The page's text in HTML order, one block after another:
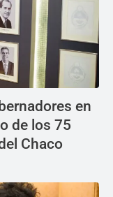
en
de los 75
Chaco